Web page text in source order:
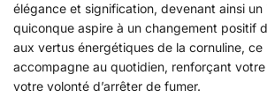
élégance et signification, devenant ainsi
quiconque aspire à un changement positif
aux vertus énergétiques de la cornuline,
accompagne au quotidien, renforçant
votre volonté d’arrêter de fumer.